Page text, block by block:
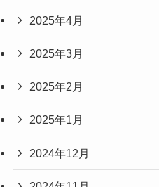
2025年4月
2025年3月
2025年2月
2025年1月
2024年12月